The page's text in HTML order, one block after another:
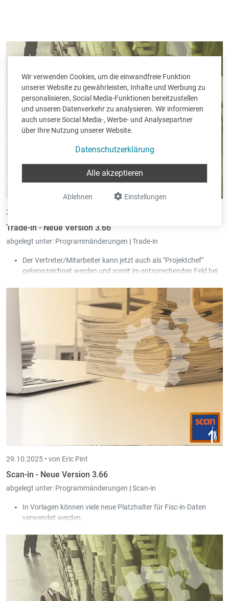
Wir verwenden Cookies, um die einwandfreie Funktion
unserer Website zu gewährleisten, Inhalte und Werbung zu
personalisieren, Social Media-Funktionen bereitzustellen
und unseren Datenverkehr zu analysieren. Wir informieren
auch unsere Social Media-, Werbe- und Analysepartner
über Ihre Nutzung unserer Website.
Datenschutzerklärung
Einstellungen
Ablehnen
Alle akzeptieren
29.10.2025 •
Trade-in - Neue Version 3.66
abgelegt unter: Programmänderungen |Trade-in
Der Vertreter/Mitarbeiter kann jetzt auch als "Projektchef"
gekennzeichnet werden und somit im entsprechenden Feld bei
In der Stammdatei vom Artikel wurde in der Tabelle der
Barcodes ein neues Feld "Priorität" sowie eine neue Tabelle, um
die Lieferanten des Barcodes zu erfassen, hinzugefügt. Bei den
Etiketten-Ausdrucken kann auf die neuen Felder gefiltert
29.10.2025 • von Eric Pint
Scan-in - Neue Version 3.66
abgelegt unter: Programmänderungen |Scan-in
In Vorlagen können viele neue Platzhalter für Fisc-in-Daten
verwendet werden.
Book-in verbucht werden.
Neuer Dialog beim Auswählen der Gesellschaft, der auch die
Anzahl offener Dokumente anzeigt.